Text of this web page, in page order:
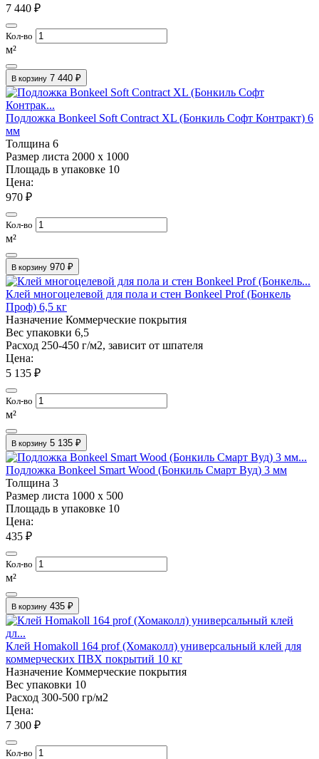
7 440 ₽
Кол-во
м²
В корзину 7 440 ₽
Подложка Bonkeel Soft Contract XL (Бонкиль Софт Контракт) 6
мм
Толщина 6
Размер листа 2000 х 1000
Площадь в упаковке 10
Цена:
970 ₽
Кол-во
м²
В корзину 970 ₽
Клей многоцелевой для пола и стен Bonkeel Prof (Бонкель
Проф) 6,5 кг
Назначение Коммерческие покрытия
Вес упаковки 6,5
Расход 250-450 г/м2, зависит от шпателя
Цена:
5 135 ₽
Кол-во
м²
В корзину 5 135 ₽
Подложка Bonkeel Smart Wood (Бонкиль Смарт Вуд) 3 мм
Толщина 3
Размер листа 1000 х 500
Площадь в упаковке 10
Цена:
435 ₽
Кол-во
м²
В корзину 435 ₽
Клей Homakoll 164 prof (Хомаколл) универсальный клей для
коммерческих ПВХ покрытий 10 кг
Назначение Коммерческие покрытия
Вес упаковки 10
Расход 300-500 гр/м2
Цена:
7 300 ₽
Кол-во